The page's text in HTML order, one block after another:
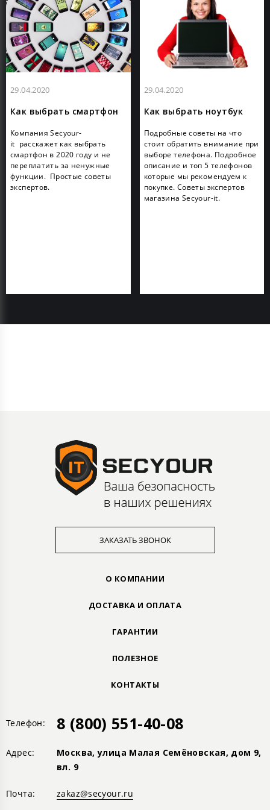
29.04.2020
Как выбрать смартфон
Компания Secyour-
it расскажет как выбрать
смартфон в 2020 году и не
переплатить за ненужные
функции. Простые советы
экспертов.
29.04.2020
Как выбрать ноутбук
Подробные советы на что
стоит обратить внимание при
выборе телефона. Подробное
описание и топ 5 телефонов
которые мы рекомендуем к
покупке. Советы экспертов
магазина Secyour-it.
Телефон: 8 (800) 551-40-08
Адрес:
Москва, улица Малая Семёновская, дом 9,
вл. 9
Почта: zakaz@secyour.ru
ЗАКАЗАТЬ ЗВОНОК
О КОМПАНИИ
ДОСТАВКА И ОПЛАТА
ГАРАНТИИ
ПОЛЕЗНОЕ
КОНТАКТЫ